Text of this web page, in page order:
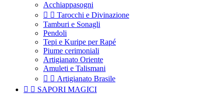
Acchiappasogni
  Tarocchi e Divinazione
Tamburi e Sonagli
Pendoli
Tepi e Kuripe per Rapé
Piume cerimoniali
Artigianato Oriente
Amuleti e Talismani
  Artigianato Brasile
  SAPORI MAGICI